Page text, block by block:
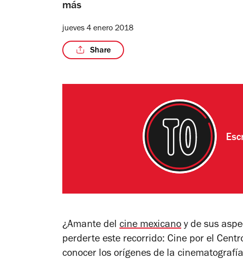
más
jueves 4 enero 2018
Share
¿Amante del cine mexicano y de sus
perderte este recorrido: Cine por el
conocer los orígenes de la